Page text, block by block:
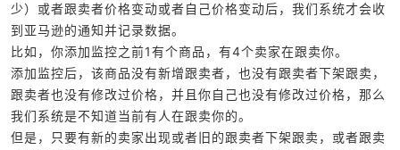
少）或者跟卖者价格变动或者自己价格变动后，我们系统才会收
到亚马逊的通知并记录数据。
比如，你添加监控之前1有个商品，有4个卖家在跟卖你。
添加监控后，该商品没有新增跟卖者，也没有跟卖者下架跟卖，
跟卖者也没有修改过价格，并且你自己也没有修改过价格，那么
我们系统是不知道当前有人在跟卖你的。
但是，只要有新的卖家出现或者旧的跟卖者下架跟卖，或者跟卖